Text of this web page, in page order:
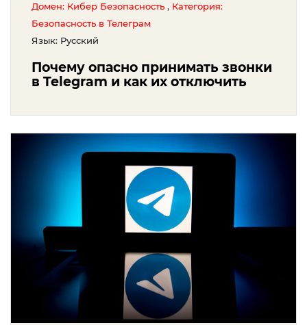
Домен: Кибер Безопасность , Категория:
Безопасность в Телеграм
Язык: Русский
Почему опасно принимать звонки
в Telegram и как их отключить